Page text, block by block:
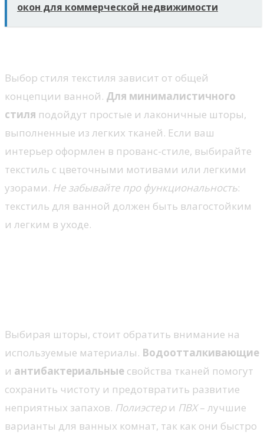
окон для коммерческой недвижимости
Выбор стиля текстиля зависит от общей
концепции ванной. Для минималистичного
стиля подойдут простые и лаконичные шторы,
выполненные из легких тканей. Если ваш
интерьер оформлен в прованс-стиле, выбирайте
текстиль с цветочными мотивами или легкими
узорами. Не забывайте про функциональность:
текстиль для ванной должен быть влагостойким
и легким в уходе.
Выбирая шторы, стоит обратить внимание на
используемые материалы. Водоотталкивающие
и антибактериальные свойства тканей помогут
сохранить чистоту и предотвратить развитие
неприятных запахов. Полиэстери ПВХ– лучшие
варианты для ванных комнат, так как они быстро